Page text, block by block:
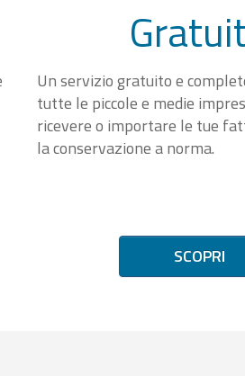
Un servizio gratuito e
tutte le piccole e medie
ricevere o importare le tue
la conservazione a norma.
SCOPRI